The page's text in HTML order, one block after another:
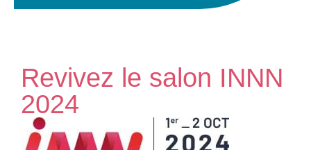
Revivez le salon INNN
2024